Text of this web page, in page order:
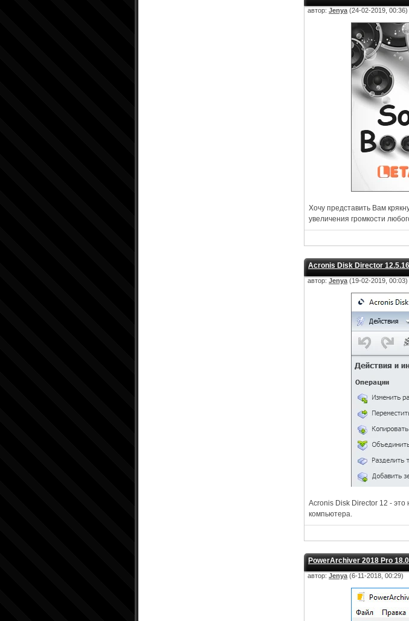
автор: Jenya (24-02-2019, 00:36)
Хочу представить Вам
увеличения громкости
Acronis Disk Director
автор: Jenya (19-02-2019, 00:03)
Acronis Disk Director 12 -
компьютера.
PowerArchiver 2018 Pro
автор: Jenya (6-11-2018, 00:29)